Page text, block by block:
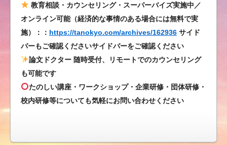
る
教
ジ
で
す！
教育相談・カウンセリング・スーパーバイズ実施中／
オンライン可能（経済的な事情のある場合には無料で実
施）：： https://tanokyo.com/archives/162936 サイド
バーもご確認くださいサイドバーをご確認ください
論文ドクター 随時受付、リモートでのカウンセリング
も可能です
たのしい講座・ワークショップ・企業研修・団体研修・
校内研修等についても気軽にお問い合わせください